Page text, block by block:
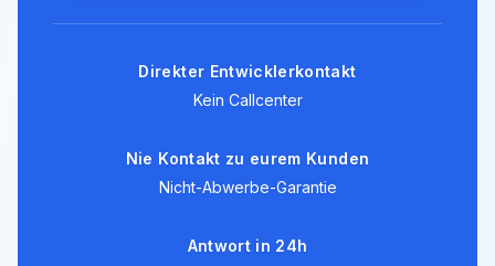
Direkter Entwicklerkontakt
Kein Callcenter
Nie Kontakt zu eurem Kunden
Nicht-Abwerbe-Garantie
Antwort in 24h